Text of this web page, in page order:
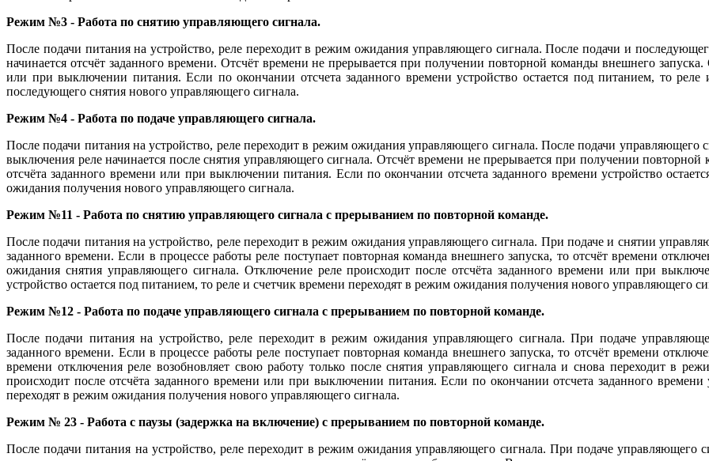
Режим №3 - Работа по снятию управляющего сигнала.
После подачи питания на устройство, реле переходит в режим ожидания управляющего сигнала. После подачи и
начинается отсчёт заданного времени. Отсчёт времени не прерывается при получении повторной команды внешнего
или при выключении питания. Если по окончании отсчета заданного времени устройство остается под питанием, то
последующего снятия нового управляющего сигнала.
Режим №4 - Работа по подаче управляющего сигнала.
После подачи питания на устройство, реле переходит в режим ожидания управляющего сигнала. После подачи управляющего
выключения реле начинается после снятия управляющего сигнала. Отсчёт времени не прерывается при получении
отсчёта заданного времени или при выключении питания. Если по окончании отсчета заданного времени устройство
ожидания получения нового управляющего сигнала.
Режим №11 - Работа по снятию управляющего сигнала с прерыванием по повторной команде.
После подачи питания на устройство, реле переходит в режим ожидания управляющего сигнала. При подаче и снятии
заданного времени. Если в процессе работы реле поступает повторная команда внешнего запуска, то отсчёт времени
ожидания снятия управляющего сигнала. Отключение реле происходит после отсчёта заданного времени или при
устройство остается под питанием, то реле и счетчик времени переходят в режим ожидания получения нового управляющего
Режим №12 - Работа по подаче управляющего сигнала с прерыванием по повторной команде.
После подачи питания на устройство, реле переходит в режим ожидания управляющего сигнала. При подаче
заданного времени. Если в процессе работы реле поступает повторная команда внешнего запуска, то отсчёт времени
времени отключения реле возобновляет свою работу только после снятия управляющего сигнала и снова переходит в
происходит после отсчёта заданного времени или при выключении питания. Если по окончании отсчета заданного
переходят в режим ожидания получения нового управляющего сигнала.
Режим № 23 - Работа с паузы (задержка на включение) с прерыванием по повторной команде.
После подачи питания на устройство, реле переходит в режим ожидания управляющего сигнала. При подаче управляющего